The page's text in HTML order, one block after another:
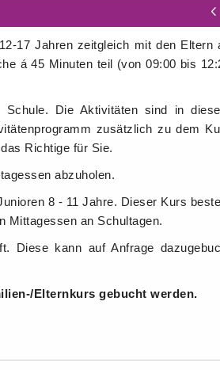
17 Jahren zeitgleich mit den Eltern
á 45 Minuten teil (von 09:00 bis
Die Aktivitäten sind in
zusätzlich zu dem
Richtige für Sie.
abzuholen.
8 - 11 Jahre. Dieser Kurs
Mittagessen an Schultagen.
Diese kann auf Anfrage
Elternkurs gebucht werden.